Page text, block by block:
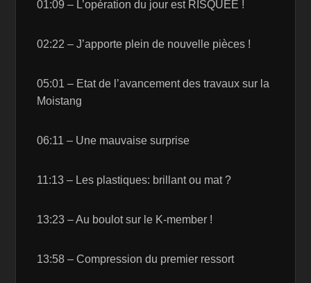
01:09 – L’opération du jour est RISQUÉE !
02:22 – J’apporte plein de nouvelle pièces !
05:01 – Etat de l’avancement des travaux sur la
Moistang
06:11 – Une mauvaise surprise
11:13 – Les plastiques: brillant ou mat ?
13:23 – Au boulot sur le K-member !
13:58 – Compression du premier ressort